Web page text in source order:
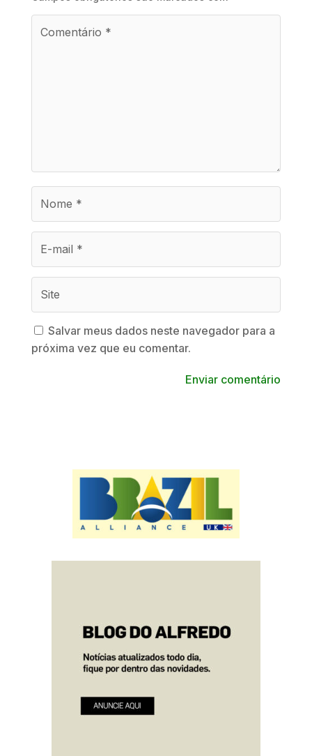
Salvar meus dados neste navegador para a
próxima vez que eu comentar.
Enviar comentário